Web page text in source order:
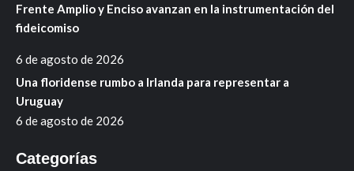
Frente Amplio y Enciso avanzan en la instrumentación del
fideicomiso
6 de agosto de 2026
Una floridense rumbo a Irlanda para representar a
Uruguay
6 de agosto de 2026
Categorías